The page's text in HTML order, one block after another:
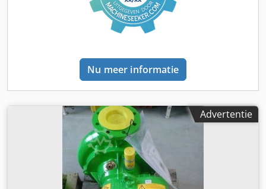
Nu meer informatie
Advertentie